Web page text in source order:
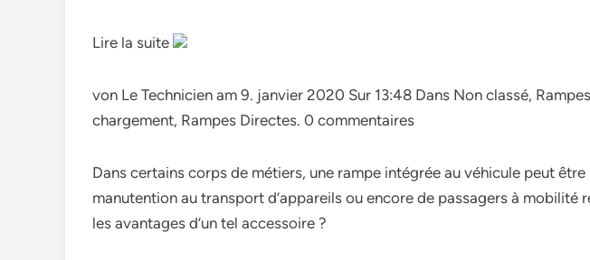
Lire la suite
von Le Technicien am 9. janvier 2020 Sur 13:48 Dans Non classé,
chargement, Rampes Directes. 0 commentaires
Dans certains corps de métiers, une rampe intégrée au véhicule peut
manutention au transport d’appareils ou encore de passagers à mobilité
les avantages d’un tel accessoire ?